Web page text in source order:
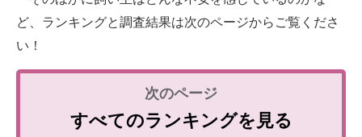
ど、ランキングと調査結果は次のページからご覧くださ
い！
すべてのランキングを見る